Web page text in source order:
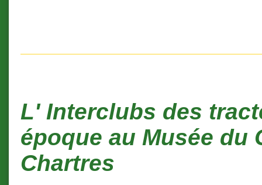
L' Interclubs des
époque au Musée du
Chartres